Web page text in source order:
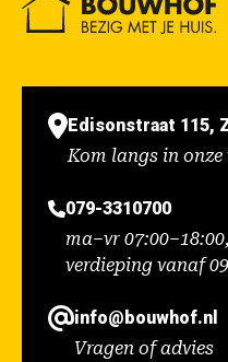
Edisonstraat 115,
Kom langs in
079-3310700
ma–vr
verdieping vanaf
info@bouwhof.nl
Vragen of advies